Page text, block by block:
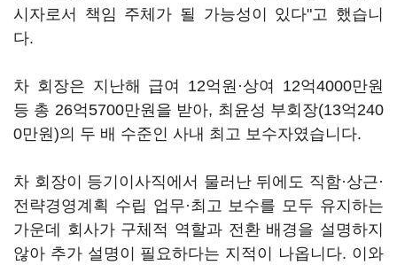
시자로서 책임 주체가 될 가능성이 있다"고 했습니
다.
차 회장은 지난해 급여 12억원·상여 12억4000만원
등 총 26억5700만원을 받아, 최윤성 부회장(13억240
0만원)의 두 배 수준인 사내 최고 보수자였습니다.
차 회장이 등기이사직에서 물러난 뒤에도 직함·상근·
전략경영계획 수립 업무·최고 보수를 모두 유지하는
가운데 회사가 구체적 역할과 전환 배경을 설명하지
않아 추가 설명이 필요하다는 지적이 나옵니다. 이와